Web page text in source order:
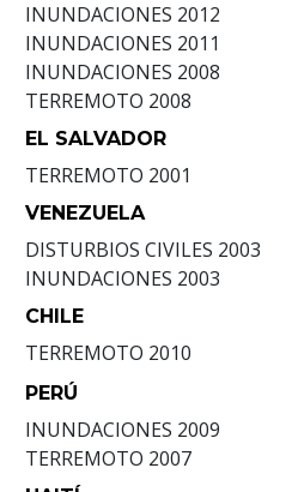
INUNDACIONES 2012
INUNDACIONES 2011
INUNDACIONES 2008
TERREMOTO 2008
EL SALVADOR
TERREMOTO 2001
VENEZUELA
DISTURBIOS CIVILES 2003
INUNDACIONES 2003
CHILE
TERREMOTO 2010
PERÚ
INUNDACIONES 2009
TERREMOTO 2007